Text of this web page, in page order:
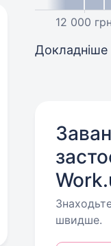
12 000 грн
Докладніше
швидше.